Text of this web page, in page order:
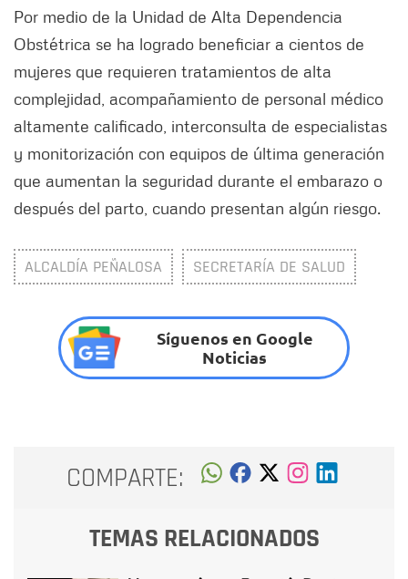
Por medio de la Unidad de Alta Dependencia
Obstétrica se ha logrado beneficiar a cientos de
mujeres que requieren tratamientos de alta
complejidad, acompañamiento de personal médico
altamente calificado, interconsulta de especialistas
y monitorización con equipos de última generación
que aumentan la seguridad durante el embarazo o
después del parto, cuando presentan algún riesgo.
ALCALDÍA PEÑALOSA SECRETARÍA DE SALUD
Síguenos en Google
Noticias
COMPARTE:
TEMAS RELACIONADOS